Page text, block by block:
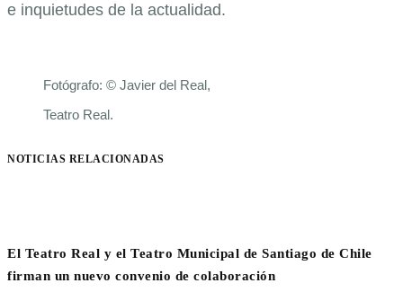
e inquietudes de la actualidad.
Fotógrafo: © Javier del Real,
Teatro Real.
NOTICIAS RELACIONADAS
El Teatro Real y el Teatro Municipal de Santiago de Chile
firman un nuevo convenio de colaboración